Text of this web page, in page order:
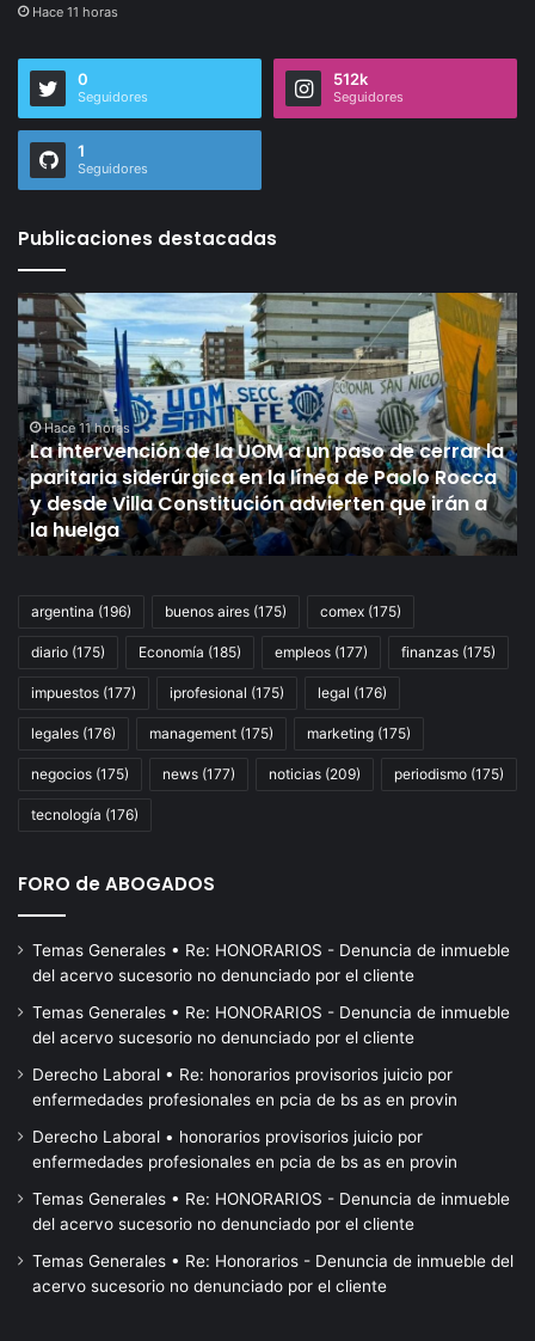
Hace 11 horas
0
Seguidores
512k
Seguidores
1
Seguidores
Publicaciones destacadas
La
intervención
de
la
UOM
un
paso
de
cerrar
la
siderúrgica
Paolo
advierten
a
huelga
Hace 11 horas
La intervención de la UOM a un paso de cerrar la
paritaria siderúrgica en la línea de Paolo Rocca
y desde Villa Constitución advierten que irán a
la huelga
de
el
se
argentina (196) buenos aires (175) comex (175)
diario (175) Economía (185) empleos (177) finanzas (175)
impuestos (177) iprofesional (175) legal (176)
legales (176) management (175) marketing (175)
negocios (175) news (177) noticias (209) periodismo (175)
tecnología (176)
FORO de ABOGADOS
Temas Generales • Re: HONORARIOS - Denuncia de inmueble
del acervo sucesorio no denunciado por el cliente
Temas Generales • Re: HONORARIOS - Denuncia de inmueble
del acervo sucesorio no denunciado por el cliente
Derecho Laboral • Re: honorarios provisorios juicio por
enfermedades profesionales en pcia de bs as en provin
Derecho Laboral • honorarios provisorios juicio por
enfermedades profesionales en pcia de bs as en provin
Temas Generales • Re: HONORARIOS - Denuncia de inmueble
del acervo sucesorio no denunciado por el cliente
Temas Generales • Re: Honorarios - Denuncia de inmueble del
acervo sucesorio no denunciado por el cliente